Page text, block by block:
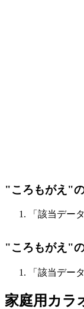
"ころもがえ"
「該当デー
"ころもがえ"
「該当デー
家庭用カラ